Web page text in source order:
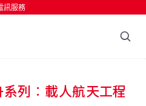
訊服務
鍵開始搜尋
列︰載人航天工程